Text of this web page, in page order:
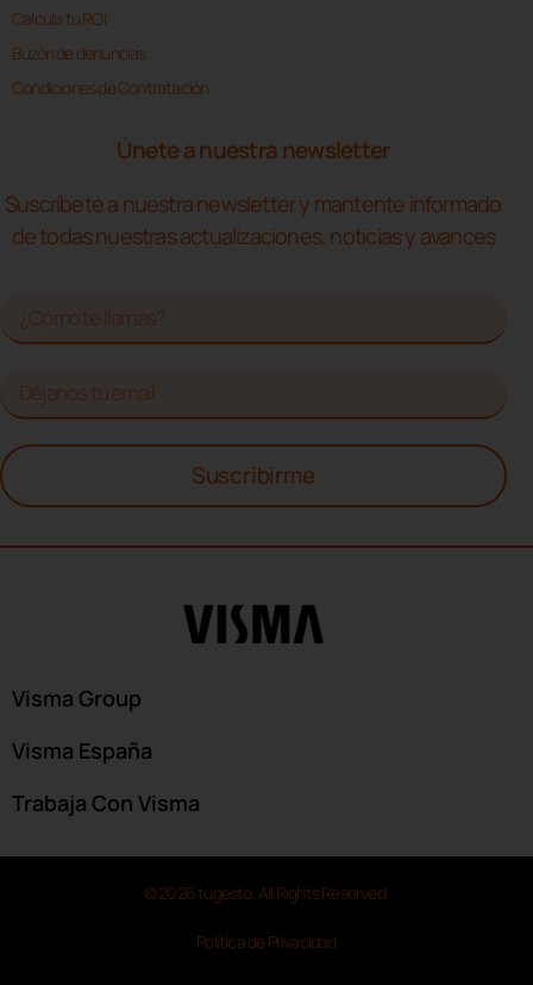
Calcula tu ROI
Buzón de denuncias
Condiciones de Contratación
Únete a nuestra newsletter
Suscríbete a nuestra newsletter y mantente informado
de todas nuestras actualizaciones, noticias y avances
Suscribirme
Visma Group
Visma España
Trabaja Con Visma
© 2026 tugesto. All Rights Reserved.
Política de Privacidad